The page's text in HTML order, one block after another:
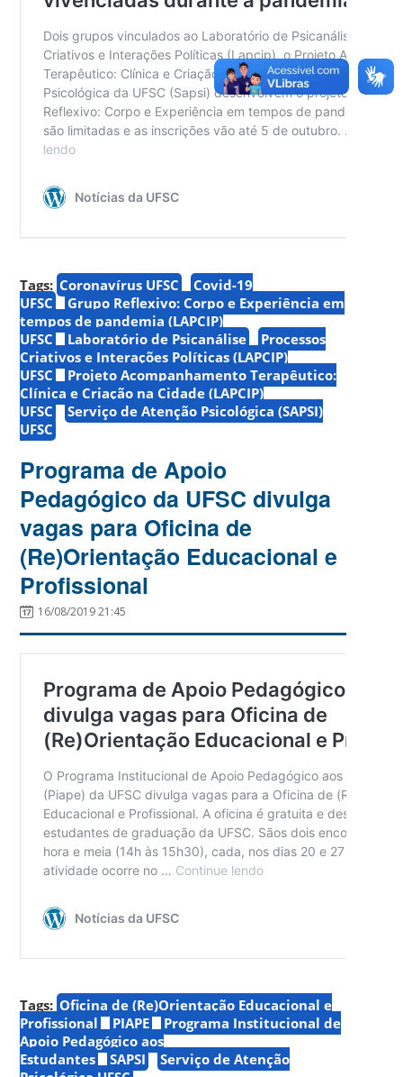
Tags: Coronavírus UFSC
Covid-19
UFSC
Grupo Reflexivo: Corpo e Experiência em
tempos de pandemia (LAPCIP)
UFSC
Laboratório de Psicanálise
Processos
Criativos e Interações Políticas (LAPCIP)
UFSC
Projeto Acompanhamento Terapêutico:
Clínica e Criação na Cidade (LAPCIP)
UFSC
Serviço de Atenção Psicológica (SAPSI)
UFSC
Programa de Apoio
Pedagógico da UFSC divulga
vagas para Oficina de
(Re)Orientação Educacional e
Profissional
16/08/2019 21:45
Tags: Oficina de (Re)Orientação Educacional e
Profissional
PIAPE
Programa Institucional de
Apoio Pedagógico aos
Estudantes
SAPSI
Serviço de Atenção